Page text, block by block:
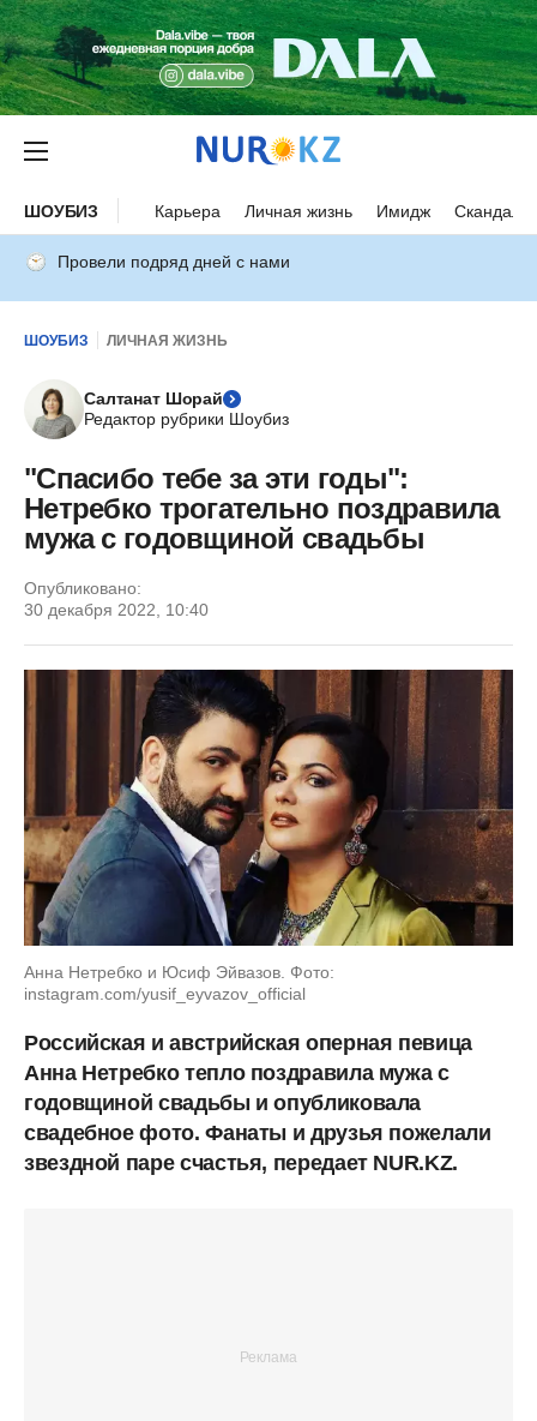
ШОУБИЗ Карьера Личная жизнь Имидж Скандалы
Провели подряд дней с нами
ШОУБИЗ ЛИЧНАЯ ЖИЗНЬ
Салтанат Шорай
Редактор рубрики Шоубиз
"Спасибо тебе за эти годы":
Нетребко трогательно поздравила
мужа с годовщиной свадьбы
Опубликовано:
30 декабря 2022, 10:40
Анна Нетребко и Юсиф Эйвазов. Фото:
instagram.com/yusif_eyvazov_official
Российская и австрийская оперная певица
Анна Нетребко тепло поздравила мужа с
годовщиной свадьбы и опубликовала
свадебное фото. Фанаты и друзья пожелали
звездной паре счастья, передает NUR.KZ.